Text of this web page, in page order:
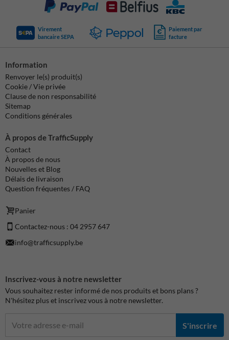
Virement
bancaire SEPA
Paiement par
facture
Information
Renvoyer le(s) produit(s)
Cookie / Vie privée
Clause de non responsabilité
Sitemap
Conditions générales
À propos de TrafficSupply
Contact
À propos de nous
Nouvelles et Blog
Délais de livraison
Question fréquentes / FAQ
Panier
Contactez-nous : 04 2957 647
info@trafficsupply.be
Inscrivez-vous à notre newsletter
Vous souhaitez rester informé de nos produits et bons plans ?
N'hésitez plus et inscrivez vous à notre newsletter.
S'inscrire